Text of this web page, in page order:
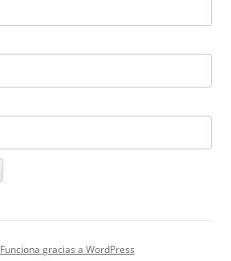
Funciona gracias a WordPress